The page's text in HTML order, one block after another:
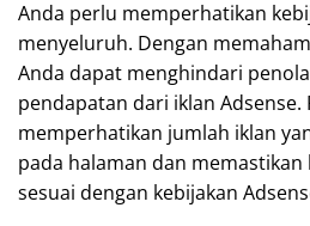
Anda perlu memperhatikan
menyeluruh. Dengan
Anda dapat menghindari
pendapatan dari iklan Adsense.
memperhatikan jumlah iklan
pada halaman dan
sesuai dengan kebijakan